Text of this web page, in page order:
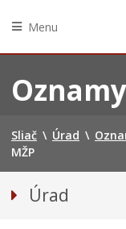
obsah
Menu
Sliač \ Úrad \
MŽP
Úrad